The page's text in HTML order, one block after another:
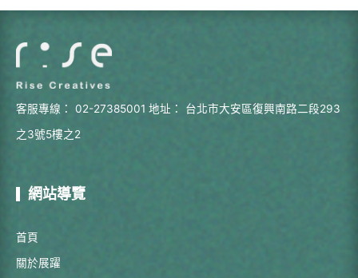
客服專線： 02-27385001 地址： 台北市大安區復興南路二段293
之3號5樓之2
網站導覽
首頁
關於展躍